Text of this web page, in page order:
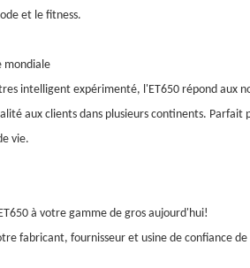
et le fitness.
mondiale
intelligent expérimenté, l'ET650 répond aux
aux clients dans plusieurs continents. Parfait
vie.
à votre gamme de gros aujourd'hui!
fabricant, fournisseur et usine de confiance